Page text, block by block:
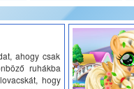
ahogy csak
ruhákba
hogy